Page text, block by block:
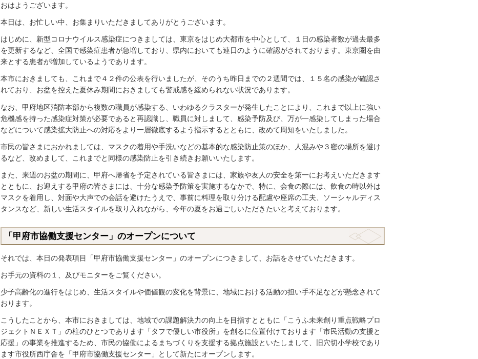
おはようございます。
本日は、お忙しい中、お集まりいただきましてありがとうございます。
はじめに、新型コロナウイルス感染症につきましては、東京をはじめ大都市を中心として、１日の感染者数が過去最多
を更新するなど、全国で感染症患者が急増しており、県内においても連日のように確認がされております。東京圏を由
来とする患者が増加しているようであります。
本市におきましても、これまで４２件の公表を行いましたが、そのうち昨日までの２週間では、１５名の感染が確認さ
れており、お盆を控えた夏休み期間におきましても警戒感を緩められない状況であります。
なお、甲府地区消防本部から複数の職員が感染する、いわゆるクラスターが発生したことにより、これまで以上に強い
危機感を持った感染症対策が必要であると再認識し、職員に対しまして、感染予防及び、万が一感染してしまった場合
などについて感染拡大防止への対応をより一層徹底するよう指示するとともに、改めて周知をいたしました。
市民の皆さまにおかれましては、マスクの着用や手洗いなどの基本的な感染防止策のほか、人混みや３密の場所を避け
るなど、改めまして、これまでと同様の感染防止を引き続きお願いいたします。
また、来週のお盆の期間に、甲府へ帰省を予定されている皆さまには、家族や友人の安全を第一にお考えいただきます
とともに、お迎えする甲府の皆さまには、十分な感染予防策を実施するなかで、特に、会食の際には、飲食の時以外は
マスクを着用し、対面や大声での会話を避けたうえで、事前に料理を取り分ける配慮や座席の工夫、ソーシャルディス
タンスなど、新しい生活スタイルを取り入れながら、今年の夏をお過ごしいただきたいと考えております。
「甲府市協働支援センター」のオープンについて
それでは、本日の発表項目「甲府市協働支援センター」のオープンにつきまして、お話をさせていただきます。
お手元の資料の１、及びモニターをご覧ください。
少子高齢化の進行をはじめ、生活スタイルや価値観の変化を背景に、地域における活動の担い手不足などが懸念されて
おります。
こうしたことから、本市におきましては、地域での課題解決力の向上を目指すとともに「こうふ未来創り重点戦略プロ
ジェクトＮＥＸＴ」の柱のひとつであります「タフで優しい市役所」を創るに位置付けております「市民活動の支援と
応援」の事業を推進するため、市民の協働によるまちづくりを支援する拠点施設といたしまして、旧穴切小学校であり
ます市役所西庁舎を「甲府市協働支援センター」として新たにオープンします。